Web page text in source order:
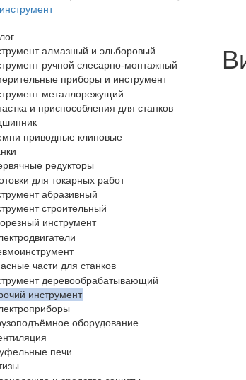
алмазный и эльборовый
ручной слесарно-монтажный
приборы и инструмент
металлорежущий
и приспособления для станков
приводные клиновые
редукторы
для токарных работ
абразивный
строительный
инструмент
части для станков
деревообрабатывающий
инструмент
оборудование
печи